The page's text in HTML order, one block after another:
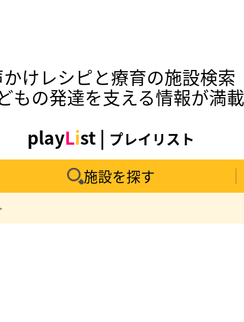
かけレシピと療育の施設検索
もの発達を支える情報が満載
playList | プレイリスト
施設を探す